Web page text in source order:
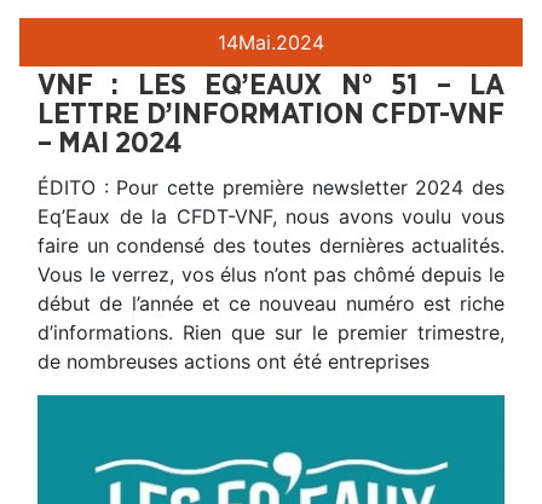
14Mai.2024
VNF : LES EQ’EAUX N° 51 – LA
LETTRE D’INFORMATION CFDT-VNF
– MAI 2024
ÉDITO : Pour cette première newsletter 2024 des
Eq’Eaux de la CFDT-VNF, nous avons voulu vous
faire un condensé des toutes dernières actualités.
Vous le verrez, vos élus n’ont pas chômé depuis le
début de l’année et ce nouveau numéro est riche
d’informations. Rien que sur le premier trimestre,
de nombreuses actions ont été entreprises